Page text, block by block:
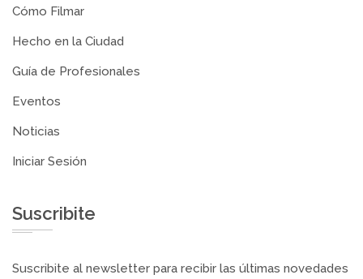
Cómo Filmar
Hecho en la Ciudad
Guía de Profesionales
Eventos
Noticias
Iniciar Sesión
Suscribite
Suscribite al newsletter para recibir las últimas novedades